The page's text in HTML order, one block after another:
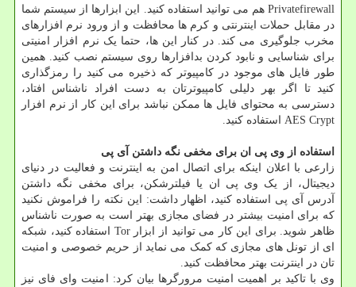
Privatefirewall هم می توانید استفاده کنید. این ابزارها از سیستم شما
در مقابل حملات اینترنتی و کرم ها محافظت و از ورود نرم افزارهای
مخرب جلوگیری می کند. در کنار این ها، حتما یک نرم افزار امنیتی
برای شناسایی و نابود کردن بدافزارها روی سیستم نصب کنید. همین
طور فایل های موجود در کامپیوتر که ذخیره می کنید را رمزگذاری
کنید تا اگر بهر دلیلی کامپیوترتان به دست افراد ناشناس افتاد،
دسترسی به محتوای فایل ها ممکن نباشد برای این کار از نرم افزار
AES Crypt استفاده کنید.
استفاده از وی پی ان برای مخفی نگه داشتن آی پی
زارعی با اعلان اینکه برای اتصال امن به اینترنت و فعالیت در دنیای
دیجیتال، از یک وی پی ان یا فیلترشکن، برای مخفی نگه داشتن
آدرس آی پی استفاده کنید، اظهار داشت: این نکته را فراموش نکنید
که برای امنیت بیشتر در فضای مجازی بهتر است به صورت ناشناس
ظاهر شوید. برای این کار می توانید از ابزار Tor استفاده کنید، شبکه
ای از تونل های مجازی که کمک می نماید از حریم خصوصی و امنیت
تان در اینترنت بهتر محافظت کنید.
وی با تاکید بر اهمیت امنیت مرورگرها بیان کرد: امنیت وای فای نیز